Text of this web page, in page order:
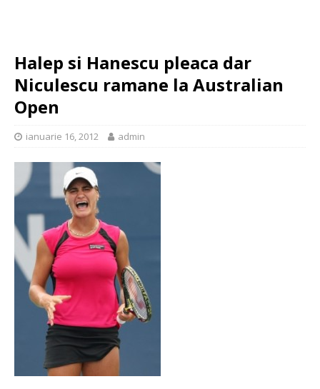
Halep si Hanescu pleaca dar
Niculescu ramane la Australian
Open
ianuarie 16, 2012 admin